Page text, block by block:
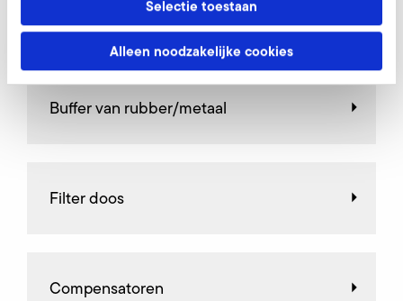
Selectie toestaan
Alleen noodzakelijke cookies
Frequentieregelaar voor
separaat gebruik
Buffer van rubber/metaal
Filter doos
Compensatoren